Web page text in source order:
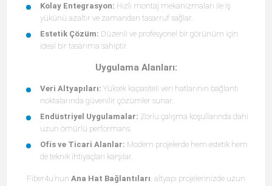
Kolay Entegrasyon: Hızlı montaj mekanizmaları ile iş
yükünü azaltır ve zamandan tasarruf sağlar.
Estetik Çözüm: Düzenli ve profesyonel bir görünüm için
ideal bir tasarıma sahiptir.
Uygulama Alanları:
Veri Altyapıları: Yüksek kapasiteli veri hatlarının bağlantı
noktalarında güvenilir çözümler sunar.
Endüstriyel Uygulamalar: Zorlu çalışma koşullarında dahi
uzun ömürlü performans.
Ofis ve Ticari Alanlar: Modern projelerde hem estetik hem
de teknik ihtiyaçları karşılar.
Fiber4u’nun Ana Hat Bağlantıları , altyapı projelerinizde uzun